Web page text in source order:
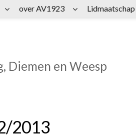
Diemen en Weesp
2013
over AV1923 Lidmaatschap